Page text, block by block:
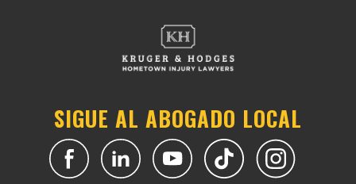
SIGUE AL ABOGADO LOCAL